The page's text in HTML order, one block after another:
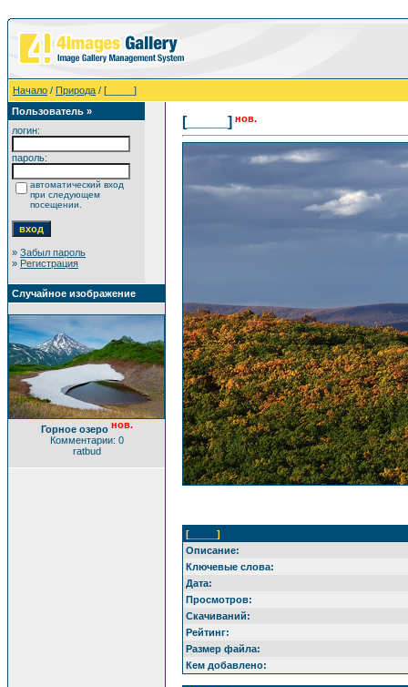
Начало / Природа / [_____]
Пользователь »
логин:
пароль:
автоматический вход
при следующем
посещении.
» Забыл пароль
» Регистрация
Случайное изображение
Горное озеро нов.
Комментарии: 0
ratbud
[_____] нов.
[_____]
Описание:
Ключевые слова:
Дата:
Просмотров:
Скачиваний:
Рейтинг:
Размер файла:
Кем добавлено: